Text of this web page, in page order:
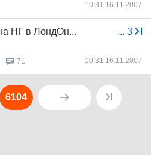
10:31 16.11.2007
... 3
НГ в ЛондОн...
71 10:31 16.11.2007
6104